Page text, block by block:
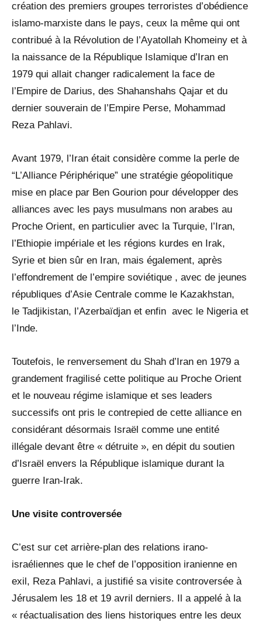
création des premiers groupes terroristes d’obédience
islamo-marxiste dans le pays, ceux la même qui ont
contribué à la Révolution de l’Ayatollah Khomeiny et à
la naissance de la République Islamique d’Iran en
1979 qui allait changer radicalement la face de
l’Empire de Darius, des Shahanshahs Qajar et du
dernier souverain de l’Empire Perse, Mohammad
Reza Pahlavi.
Avant 1979, l’Iran était considère comme la perle de
“L’Alliance Périphérique” une stratégie géopolitique
mise en place par Ben Gourion pour développer des
alliances avec les pays musulmans non arabes au
Proche Orient, en particulier avec la Turquie, l’Iran,
l’Ethiopie impériale et les régions kurdes en Irak,
Syrie et bien sûr en Iran, mais également, après
l’effondrement de l’empire soviétique , avec de jeunes
républiques d’Asie Centrale comme le Kazakhstan,
le Tadjikistan, l’Azerbaïdjan et enfin avec le Nigeria et
l’Inde.
Toutefois, le renversement du Shah d’Iran en 1979 a
grandement fragilisé cette politique au Proche Orient
et le nouveau régime islamique et ses leaders
successifs ont pris le contrepied de cette alliance en
considérant désormais Israël comme une entité
illégale devant être « détruite », en dépit du soutien
d’Israël envers la République islamique durant la
guerre Iran-Irak.
Une visite controversée
C’est sur cet arrière-plan des relations irano-
israéliennes que le chef de l’opposition iranienne en
exil, Reza Pahlavi, a justifié sa visite controversée à
Jérusalem les 18 et 19 avril derniers. Il a appelé à la
« réactualisation des liens historiques entre les deux